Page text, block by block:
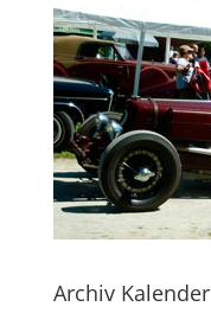
Archiv Kalender